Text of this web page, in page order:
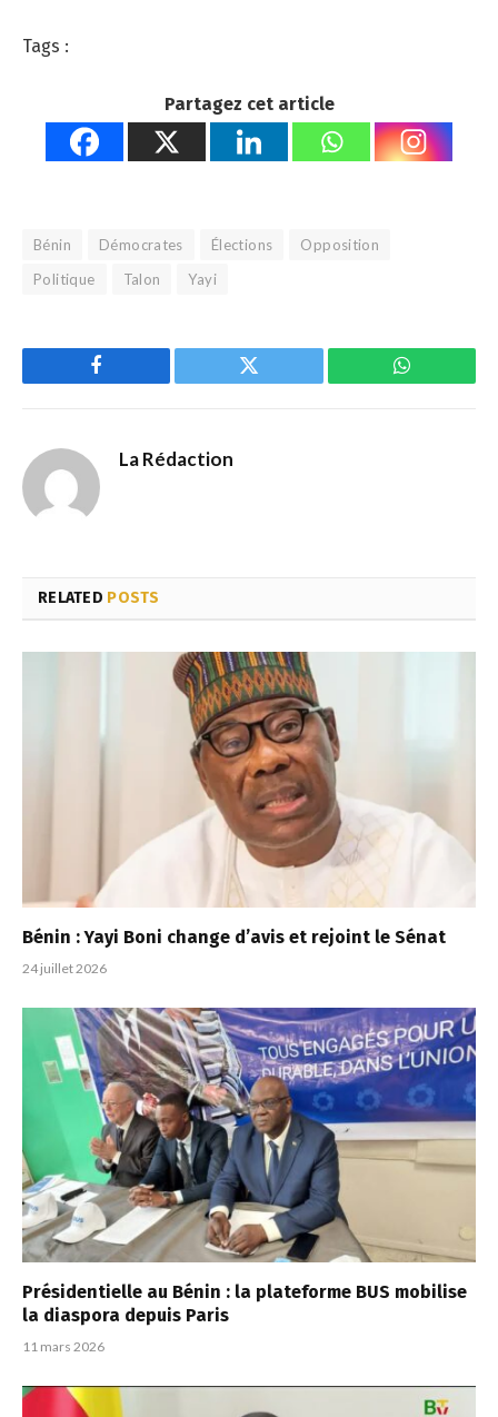
Tags :
Partagez cet article
Bénin Démocrates Élections
Opposition
Politique
Talon Yayi
Facebook Twitter WhatsApp
La Rédaction
RELATED POSTS
Bénin : Yayi Boni change d’avis et rejoint le Sénat
24 juillet 2026
Présidentielle au Bénin : la plateforme BUS mobilise
la diaspora depuis Paris
11 mars 2026